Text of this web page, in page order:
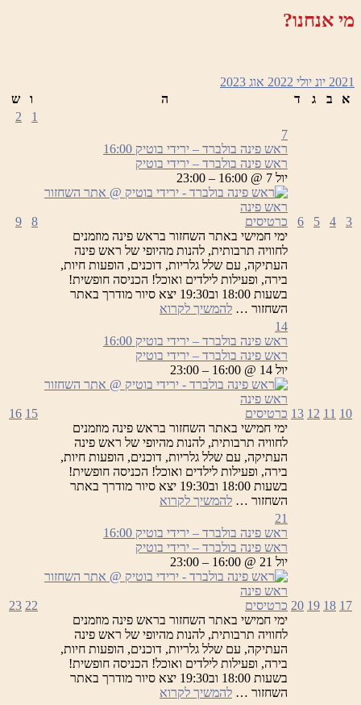
מי אנחנו?
2021 יונ יולי 2022 אוג 2023
א
ב ג ד ה ו
ש
1
2
3
4
5
6
7
ראש פינה בולברד – ירידי בוטיק 16:00
ראש פינה בולברד – ירידי בוטיק
יול 7 @ 16:00 – 23:00
כרטיסים
ימי חמישי באתר השחזור בראש פינה מוזמנים
לחוויה תרבותית, להנות מהיופי של ראש פינה
העתיקה, עם שלל גלריות, דוכנים, הופעות חיות,
בירה, ופעילות לילדים ואוכל! הכניסה חופשית!
בשעות 18:00 וב19:30 יצא סיור מודרך באתר
השחזור … להמשיך לקרוא
בולברד
–
ירידי
בוטיק
8
9
10
11
12
13
14
ראש פינה בולברד – ירידי בוטיק 16:00
ראש פינה בולברד – ירידי בוטיק
יול 14 @ 16:00 – 23:00
כרטיסים
ימי חמישי באתר השחזור בראש פינה מוזמנים
לחוויה תרבותית, להנות מהיופי של ראש פינה
העתיקה, עם שלל גלריות, דוכנים, הופעות חיות,
בירה, ופעילות לילדים ואוכל! הכניסה חופשית!
בשעות 18:00 וב19:30 יצא סיור מודרך באתר
השחזור … להמשיך לקרוא
בולברד
–
ירידי
בוטיק
15
16
17
18
19
20
21
ראש פינה בולברד – ירידי בוטיק 16:00
ראש פינה בולברד – ירידי בוטיק
יול 21 @ 16:00 – 23:00
כרטיסים
ימי חמישי באתר השחזור בראש פינה מוזמנים
לחוויה תרבותית, להנות מהיופי של ראש פינה
העתיקה, עם שלל גלריות, דוכנים, הופעות חיות,
בירה, ופעילות לילדים ואוכל! הכניסה חופשית!
בשעות 18:00 וב19:30 יצא סיור מודרך באתר
השחזור … להמשיך לקרוא
22
23